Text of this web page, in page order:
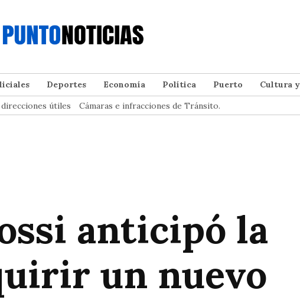
Deportes Economía Política Puerto
Cultura
útiles Cámaras e infracciones de Tránsito.
anticipó la
un nuevo